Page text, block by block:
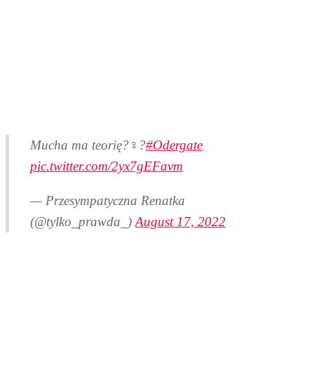
Mucha ma teorię?‍♀️?#Odergate
pic.twitter.com/2yx7gEFavm
— Przesympatyczna Renatka
(@tylko_prawda_) August 17, 2022